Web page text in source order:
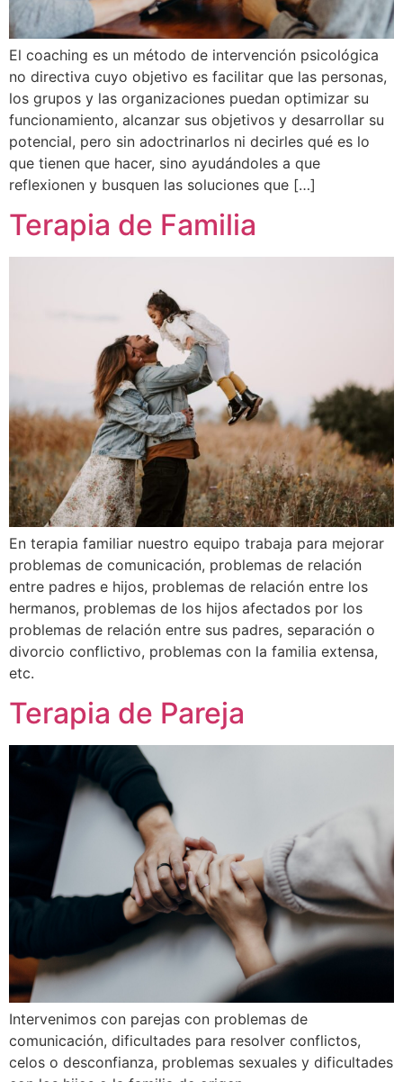
El coaching es un método de intervención psicológica
no directiva cuyo objetivo es facilitar que las personas,
los grupos y las organizaciones puedan optimizar su
funcionamiento, alcanzar sus objetivos y desarrollar su
potencial, pero sin adoctrinarlos ni decirles qué es lo
que tienen que hacer, sino ayudándoles a que
reflexionen y busquen las soluciones que […]
Terapia de Familia
En terapia familiar nuestro equipo trabaja para mejorar
problemas de comunicación, problemas de relación
entre padres e hijos, problemas de relación entre los
hermanos, problemas de los hijos afectados por los
problemas de relación entre sus padres, separación o
divorcio conflictivo, problemas con la familia extensa,
etc.
Terapia de Pareja
Intervenimos con parejas con problemas de
comunicación, dificultades para resolver conflictos,
celos o desconfianza, problemas sexuales y dificultades